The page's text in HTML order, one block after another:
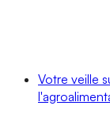
Votre veille